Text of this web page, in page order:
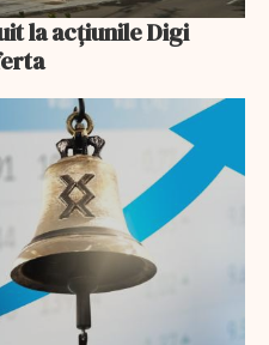
la acțiunile Digi